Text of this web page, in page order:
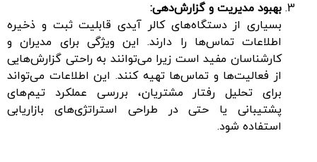
بهبود مدیریت و گزارش‌دهی:
بسیاری از دستگاه‌های کالر آیدی قابلیت ثبت و ذخیره
اطلاعات تماس‌ها را دارند. این ویژگی برای مدیران و
کارشناسان مفید است زیرا می‌توانند به راحتی گزارش‌هایی
از فعالیت‌ها و تماس‌ها تهیه کنند. این اطلاعات می‌تواند
برای تحلیل رفتار مشتریان، بررسی عملکرد تیم‌های
پشتیبانی یا حتی در طراحی استراتژی‌های بازاریابی
استفاده شود.